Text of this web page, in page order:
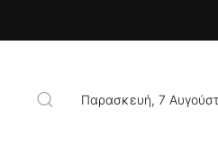
Παρασκευή, 7